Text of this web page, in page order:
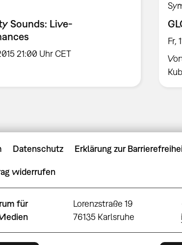
Sounds: Live-
21:00 Uhr CET
Fr,
Datenschutz Erklärung zur
widerrufen
für
Lorenzstraße 19
76135 Karlsruhe